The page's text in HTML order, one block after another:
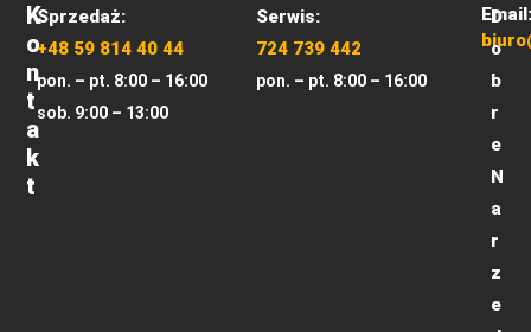
K
O
N
T
A
K
T
Sprzedaż:
+48 59 814 40 44
pon. – pt. 8:00 – 16:00
sob. 9:00 – 13:00
Serwis:
724 739 442
pon. – pt. 8:00 – 16:00
Email:
D
o
b
r
e
N
a
r
z
e